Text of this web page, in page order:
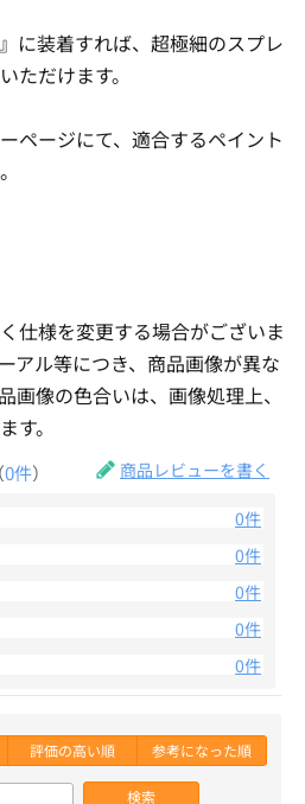
に装着すれば、超極細のスプレ
ただけます。
ページにて、適合するペイント
仕様を変更する場合がございま
アル等につき、商品画像が異な
画像の色合いは、画像処理上、
す。
（0件） 商品レビューを書く
0件
0件
0件
0件
0件
評価の高い順 参考になった順
検索